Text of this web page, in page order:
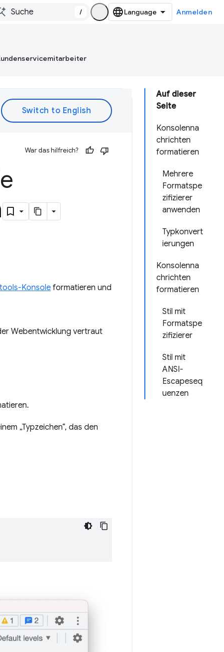
/ Anmelden
Auf dieser
Seite
Konsolenna
chrichten
formatieren
Mehrere
Formatspe
zifizierer
anwenden
Typkonvert
ierungen
Konsolenna
chrichten
formatieren
Stil mit
Formatspe
zifizierer
Stil mit
ANSI-
Escapeseq
uenzen
War das hilfreich?
Konsole formatieren und
Webentwicklung vertraut
„Typzeichen“, das den